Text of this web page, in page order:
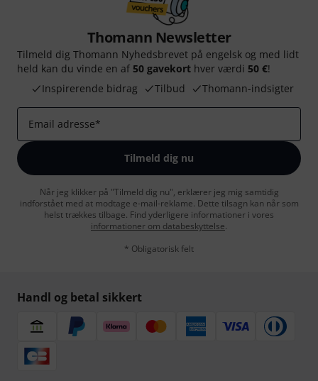
Thomann Newsletter
Tilmeld dig Thomann Nyhedsbrevet på engelsk og med lidt
held kan du vinde en af 50 gavekort hver værdi 50 €!
Inspirerende bidrag
Tilbud Thomann-indsigter
Email adresse*
Tilmeld dig nu
Når jeg klikker på "Tilmeld dig nu", erklærer jeg mig samtidig
indforstået med at modtage e-mail-reklame. Dette tilsagn kan når som
helst trækkes tilbage. Find yderligere informationer i vores
informationer om databeskyttelse.
* Obligatorisk felt
Handl og betal sikkert